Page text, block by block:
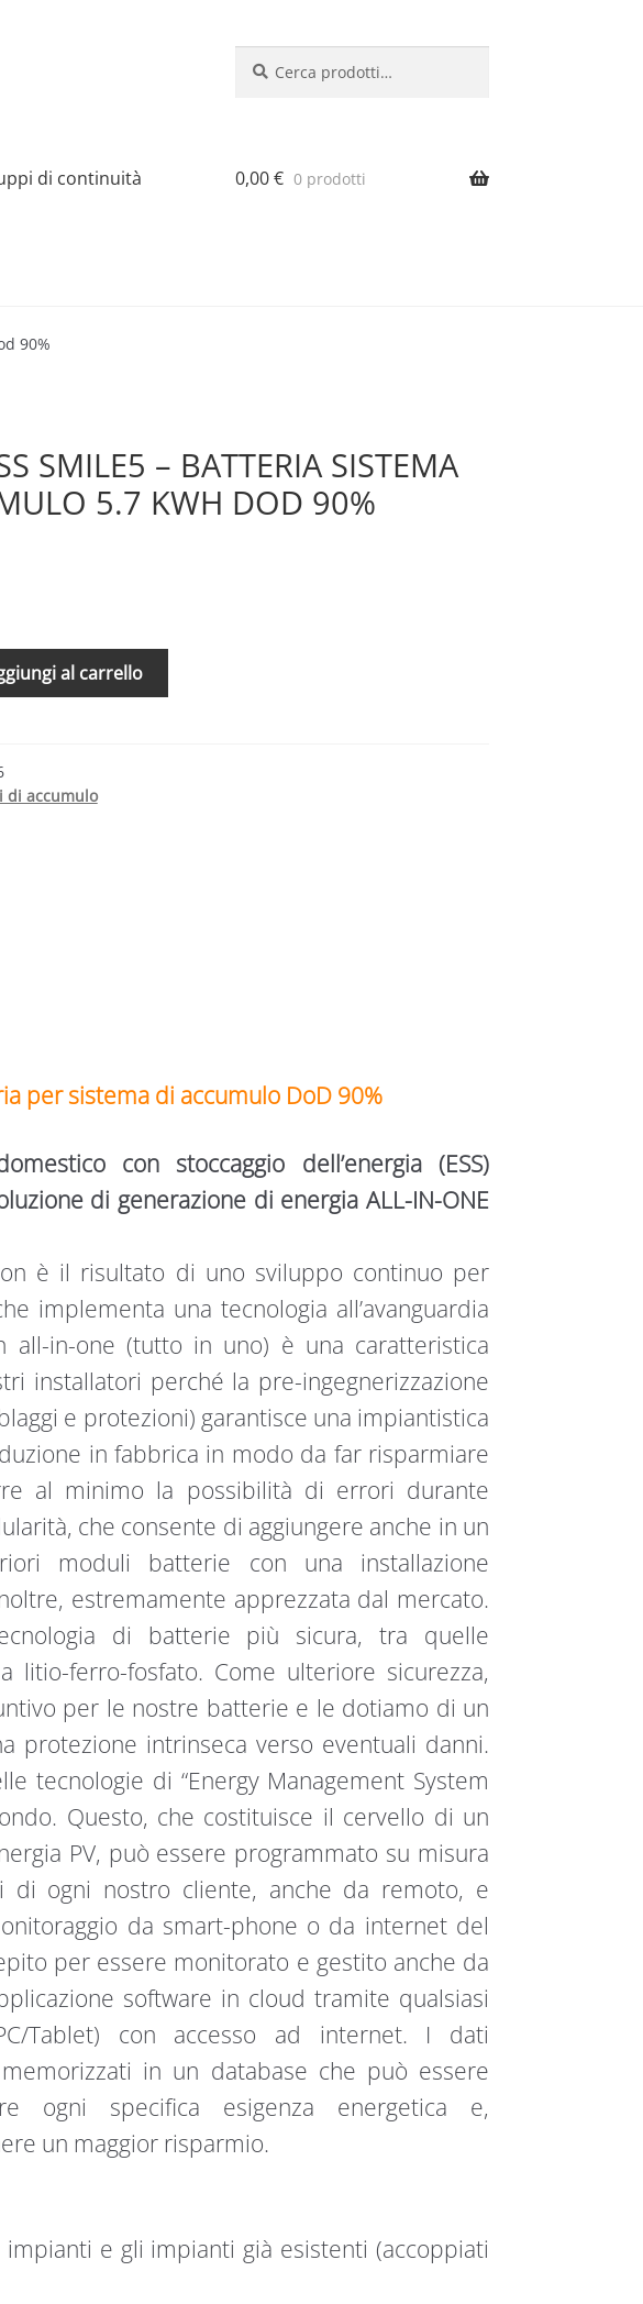
di continuità 0,00€ 0 prodotti
90%
SMILE5 – BATTERIA SISTEMA
5.7 KWH DOD 90%
al carrello
di accumulo
per sistema di accumulo DoD 90%
con stoccaggio dell’energia (ESS)
di generazione di energia ALL-IN-ONE
è il risultato di uno sviluppo continuo per
implementa una tecnologia all’avanguardia
all-in-one (tutto in uno) è una caratteristica
installatori perché la pre-ingegnerizzazione
e protezioni) garantisce una impiantistica
in fabbrica in modo da far risparmiare
al minimo la possibilità di errori durante
che consente di aggiungere anche in un
moduli batterie con una installazione
estremamente apprezzata dal mercato.
di batterie più sicura, tra quelle
litio-ferro-fosfato. Come ulteriore sicurezza,
per le nostre batterie e le dotiamo di un
protezione intrinseca verso eventuali danni.
tecnologie di “Energy Management System
Questo, che costituisce il cervello di un
PV, può essere programmato su misura
di ogni nostro cliente, anche da remoto, e
da smart-phone o da internet del
per essere monitorato e gestito anche da
software in cloud tramite qualsiasi
Tablet) con accesso ad internet. I dati
in un database che può essere
ogni specifica esigenza energetica e,
un maggior risparmio.
e gli impianti già esistenti (accoppiati